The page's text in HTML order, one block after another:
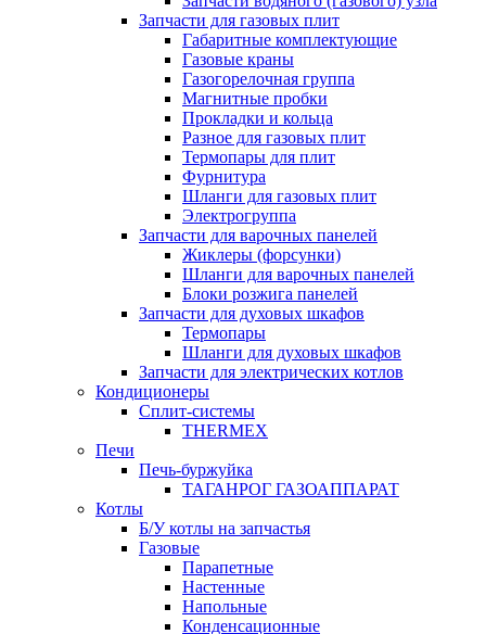
Запчасти для газовых плит
Габаритные комплектующие
Газовые краны
Газогорелочная группа
Магнитные пробки
Прокладки и кольца
Разное для газовых плит
Термопары для плит
Фурнитура
Шланги для газовых плит
Электрогруппа
Запчасти для варочных панелей
Жиклеры (форсунки)
Шланги для варочных панелей
Блоки розжига панелей
Запчасти для духовых шкафов
Термопары
Шланги для духовых шкафов
Запчасти для электрических котлов
Кондиционеры
Сплит-системы
THERMEX
Печи
Печь-буржуйка
ТАГАНРОГ ГАЗОАППАРАТ
Котлы
Б/У котлы на запчастья
Газовые
Парапетные
Настенные
Напольные
Конденсационные